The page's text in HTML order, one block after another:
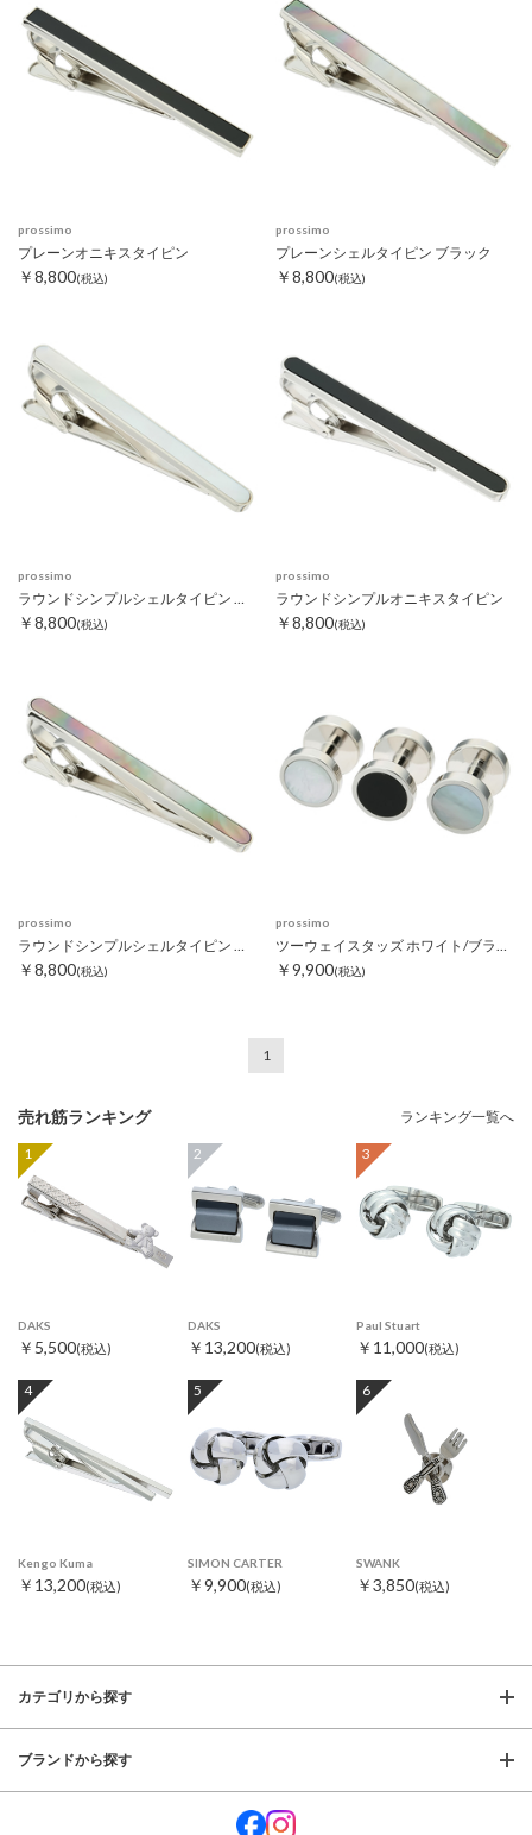
prossimo
プレーンオニキスタイピン
￥8,800(税込)
prossimo
プレーンシェルタイピン ブラック
￥8,800(税込)
prossimo
ラウンドシンプルシェルタイピン ホワイト
￥8,800(税込)
prossimo
ラウンドシンプルオニキスタイピン
￥8,800(税込)
prossimo
￥8,800(税込)
prossimo
￥9,900(税込)
1
売れ筋ランキング ランキング一覧へ
1
DAKS
￥5,500(税込)
2
DAKS
￥13,200(税込)
3
Paul Stuart
￥11,000(税込)
4
Kengo Kuma
￥13,200(税込)
5
SIMON CARTER
￥9,900(税込)
6
SWANK
￥3,850(税込)
カテゴリから探す
ブランドから探す